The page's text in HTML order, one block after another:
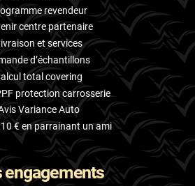
revendeur
centre partenaire
et services
d’échantillons
total covering
protection carrosserie
Variance Auto
€ en parrainant un ami
engagements